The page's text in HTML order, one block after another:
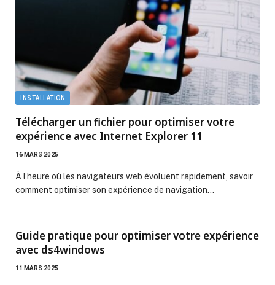
INSTALLATION
Télécharger un fichier pour optimiser votre
expérience avec Internet Explorer 11
16 MARS 2025
À l’heure où les navigateurs web évoluent rapidement, savoir
comment optimiser son expérience de navigation…
Guide pratique pour optimiser votre expérience
avec ds4windows
11 MARS 2025